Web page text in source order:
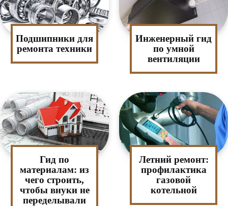
Подшипники для
ремонта техники
Инженерный гид
по умной
вентиляции
Гид по
материалам: из
чего строить,
чтобы внуки не
переделывали
Летний ремонт:
профилактика
газовой
котельной